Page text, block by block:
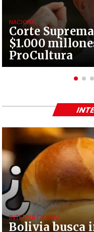
Corte
$1.000
ProCultura
NACIONAL
Bolivia busca
INTERNACIONAL